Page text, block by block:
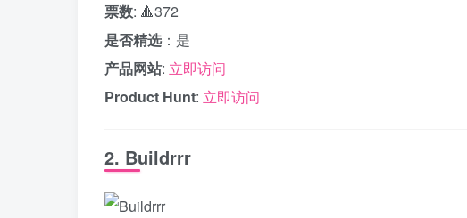
票数: 🔺372
是否精选：是
产品网站: 立即访问
Product Hunt: 立即访问
2. Buildrrr